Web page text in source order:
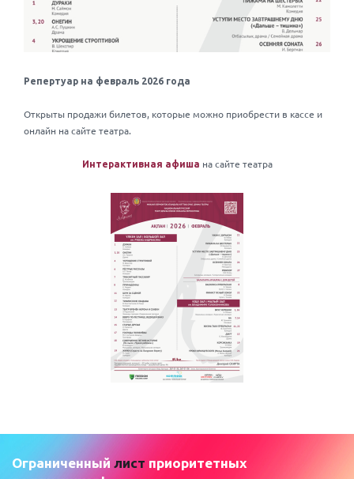
Репертуар на февраль 2026 года
Открыты продажи билетов, которые можно приобрести в кассе и
онлайн на сайте театра.
Интерактивная афиша на сайте театра
Ограниченный лист приоритетных